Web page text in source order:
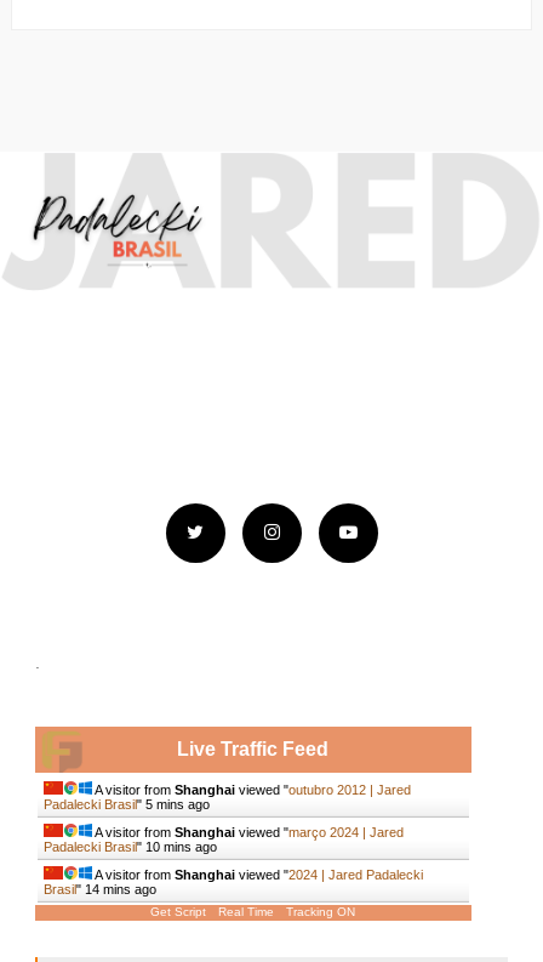
Live Traffic Feed
A visitor from Shanghaiviewed "outubro 2012 | Jared
Padalecki Brasil" 5 mins ago
A visitor from Shanghaiviewed "março 2024 | Jared
Padalecki Brasil" 10 mins ago
A visitor from Shanghaiviewed "2024 | Jared Padalecki
Brasil" 14 mins ago
Get Script Real Time Tracking ON